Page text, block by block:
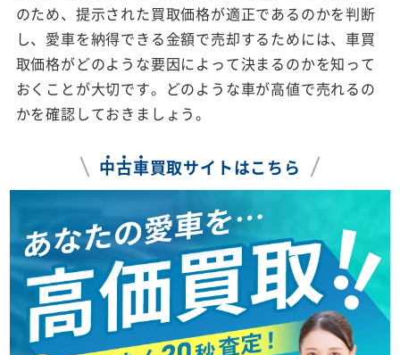
のため、提示された買取価格が適正であるのかを判断
し、愛車を納得できる金額で売却するためには、車買
取価格がどのような要因によって決まるのかを知って
おくことが大切です。どのような車が高値で売れるの
かを確認しておきましょう。
中古車買取サイトはこちら